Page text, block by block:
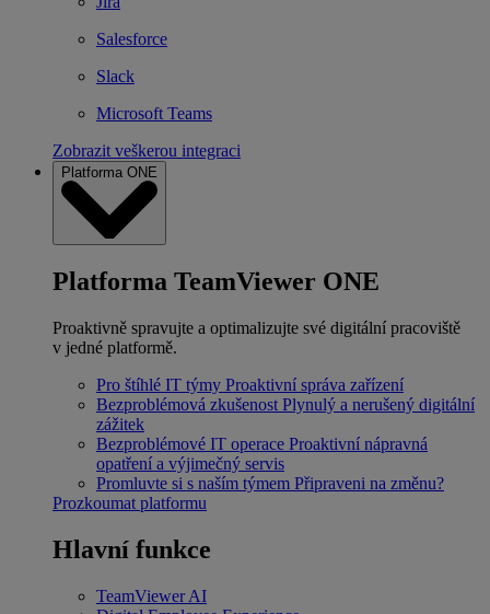
Salesforce
Slack
Microsoft Teams
Zobrazit veškerou integraci
Platforma ONE
Platforma TeamViewer ONE
Proaktivně spravujte a optimalizujte své digitální pracoviště
v jedné platformě.
Pro štíhlé IT týmy Proaktivní správa zařízení
Bezproblémová zkušenost Plynulý a nerušený digitální
zážitek
Bezproblémové IT operace Proaktivní nápravná
opatření a výjimečný servis
Promluvte si s naším týmem Připraveni na změnu?
Prozkoumat platformu
Hlavní funkce
TeamViewer AI